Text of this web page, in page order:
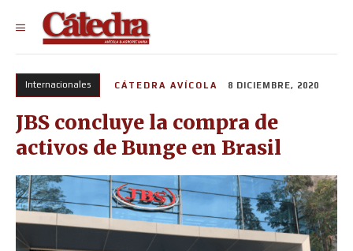
Internacionales CÁTEDRA AVÍCOLA 8 DICIEMBRE, 2020
JBS concluye la compra de
activos de Bunge en Brasil